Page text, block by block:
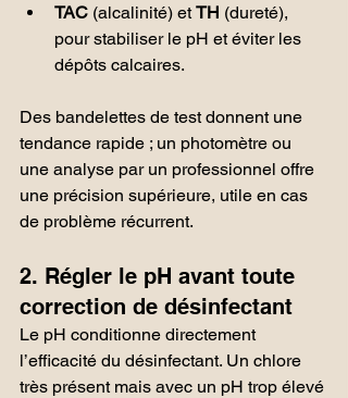
TAC (alcalinité) et TH (dureté),
pour stabiliser le pH et éviter les
dépôts calcaires.
Des bandelettes de test donnent une
tendance rapide ; un photomètre ou
une analyse par un professionnel offre
une précision supérieure, utile en cas
de problème récurrent.
2. Régler le pH avant toute
correction de désinfectant
Le pH conditionne directement
l’efficacité du désinfectant. Un chlore
très présent mais avec un pH trop élevé